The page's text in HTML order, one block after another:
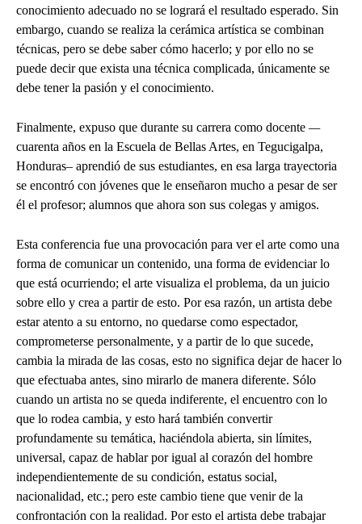
conocimiento adecuado no se logrará el resultado esperado. Sin
embargo, cuando se realiza la cerámica artística se combinan
técnicas, pero se debe saber cómo hacerlo; y por ello no se
puede decir que exista una técnica complicada, únicamente se
debe tener la pasión y el conocimiento.
Finalmente, expuso que durante su carrera como docente —
cuarenta años en la Escuela de Bellas Artes, en Tegucigalpa,
Honduras– aprendió de sus estudiantes, en esa larga trayectoria
se encontró con jóvenes que le enseñaron mucho a pesar de ser
él el profesor; alumnos que ahora son sus colegas y amigos.
Esta conferencia fue una provocación para ver el arte como una
forma de comunicar un contenido, una forma de evidenciar lo
que está ocurriendo; el arte visualiza el problema, da un juicio
sobre ello y crea a partir de esto. Por esa razón, un artista debe
estar atento a su entorno, no quedarse como espectador,
comprometerse personalmente, y a partir de lo que sucede,
cambia la mirada de las cosas, esto no significa dejar de hacer lo
que efectuaba antes, sino mirarlo de manera diferente. Sólo
cuando un artista no se queda indiferente, el encuentro con lo
que lo rodea cambia, y esto hará también convertir
profundamente su temática, haciéndola abierta, sin límites,
universal, capaz de hablar por igual al corazón del hombre
independientemente de su condición, estatus social,
nacionalidad, etc.; pero este cambio tiene que venir de la
confrontación con la realidad. Por esto el artista debe trabajar